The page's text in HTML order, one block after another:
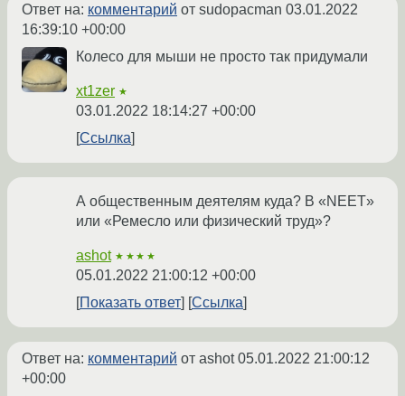
Ответ на: комментарий от sudopacman 03.01.2022
16:39:10 +00:00
Колесо для мыши не просто так придумали
xt1zer ★
03.01.2022 18:14:27 +00:00
Ссылка
А общественным деятелям куда? В «NEET»
или «Ремесло или физический труд»?
ashot ★★★★
05.01.2022 21:00:12 +00:00
Показать ответ
Ссылка
Ответ на: комментарий от ashot05.01.2022 21:00:12
+00:00